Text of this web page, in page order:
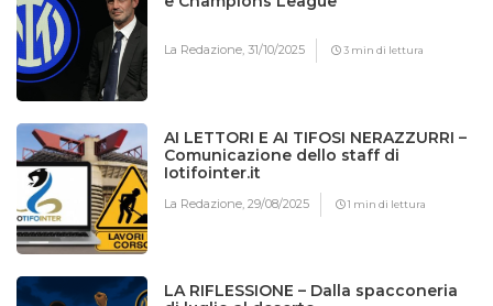
La Redazione,31/10/2025 3 min di lettura
AI LETTORI E AI TIFOSI NERAZZURRI –
Comunicazione dello staff di
Iotifointer.it
La Redazione,29/08/2025 1 min di lettura
LA RIFLESSIONE – Dalla spacconeria